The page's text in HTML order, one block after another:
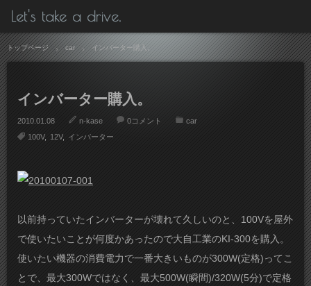
Let's take a drive.
トップページ car インバーター購入。
インバーター購入。
2010.01.08 n-kase 0コメント
car
100V
12V インバーター
以前持っていたインバーターが壊れて久しいのと、100Vを屋外
で使いたいことが何度かあったので大自工業のKI-300を購入。
使いたい機器の消費電力で一番大きいものが300W(定格)ってこ
とで、最大300Wではなく、最大500W(瞬間)/320W(5分)で定格